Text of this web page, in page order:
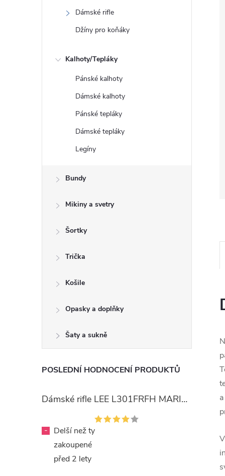
Dámské rifle
Džíny pro koňáky
Kalhoty/Tepláky
Pánské kalhoty
Dámské kalhoty
Pánské tepláky
Dámské tepláky
Legíny
Bundy
Mikiny a svetry
Šortky
Trička
Košile
Opasky a doplňky
Šaty a sukně
POSLEDNÍ HODNOCENÍ PRODUKTŮ
Dámské rifle LEE L301FRFH MARION STRAIGHT RINSE
-
Delší než ty
zakoupené
před 2 lety